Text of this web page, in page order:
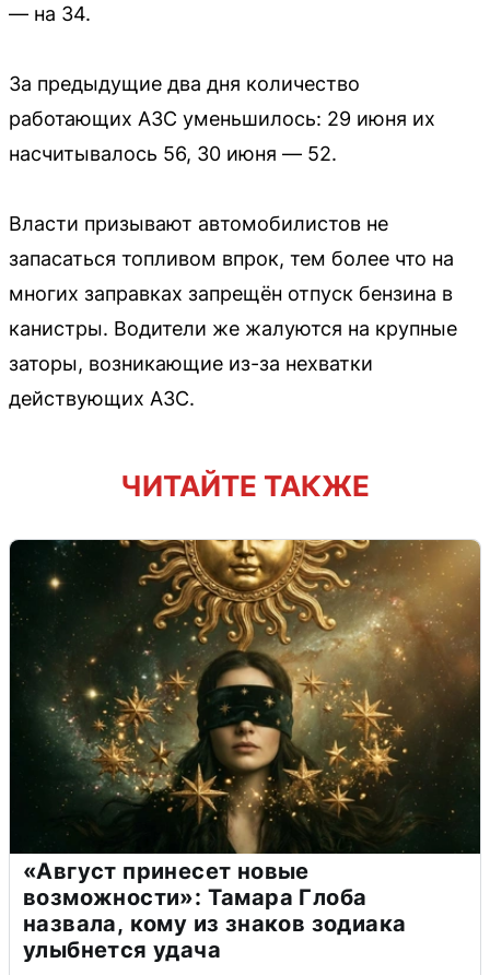
— на 34.
За предыдущие два дня количество
работающих АЗС уменьшилось: 29 июня их
насчитывалось 56, 30 июня — 52.
Власти призывают автомобилистов не
запасаться топливом впрок, тем более что на
многих заправках запрещён отпуск бензина в
канистры. Водители же жалуются на крупные
заторы, возникающие из-за нехватки
действующих АЗС.
ЧИТАЙТЕ ТАКЖЕ
«Август принесет новые
возможности»: Тамара Глоба
назвала, кому из знаков зодиака
улыбнется удача